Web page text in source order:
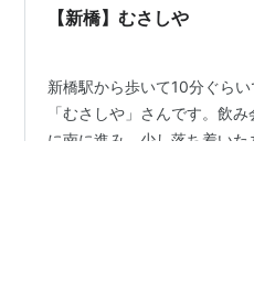
上がりです 一口食べると、
【新橋】むさしや